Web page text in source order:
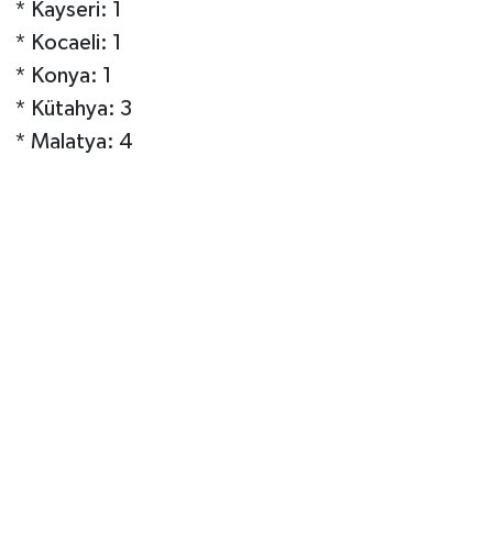
* Kayseri: 1
* Kocaeli: 1
* Konya: 1
* Kütahya: 3
* Malatya: 4